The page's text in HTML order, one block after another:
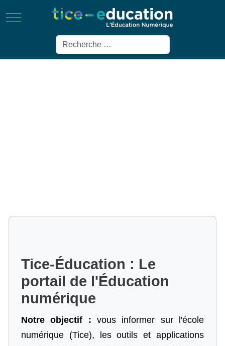
Mobile Menu Toggle
Rechercher
Tice-Éducation : Le
portail de l'Éducation
numérique
Notre objectif : vous informer sur l'école
numérique (Tice), les outils et applications